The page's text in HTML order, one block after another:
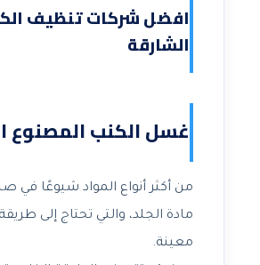
افضل شركات تنظيف
الشارقة
غسل الكنب المصنوع
من أكثر أنواع المواد شيوعًا في
مادة الجلد، والتي تحتاج إلى
معينة.